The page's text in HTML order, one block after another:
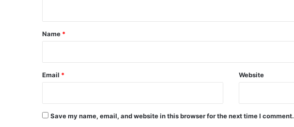
*
Name *
Email * Website
Save my name, email, and website in this browser for the next time I comment.